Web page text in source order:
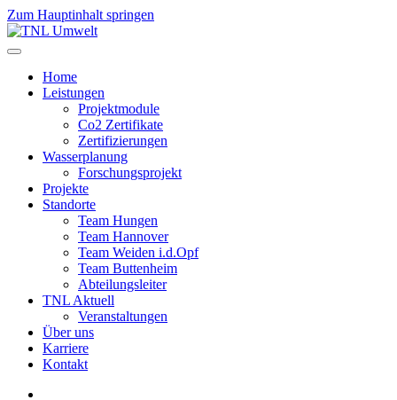
Zum Hauptinhalt springen
Home
Leistungen
Projektmodule
Co2 Zertifikate
Zertifizierungen
Wasserplanung
Forschungsprojekt
Projekte
Standorte
Team Hungen
Team Hannover
Team Weiden i.d.Opf
Team Buttenheim
Abteilungsleiter
TNL Aktuell
Veranstaltungen
Über uns
Karriere
Kontakt